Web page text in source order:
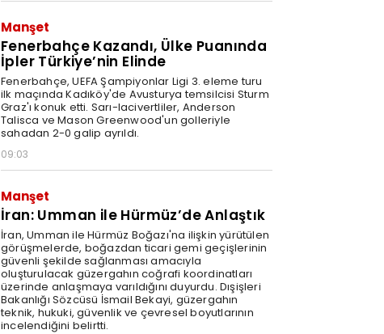
Manşet
Fenerbahçe Kazandı, Ülke Puanında
İpler Türkiye’nin Elinde
Fenerbahçe, UEFA Şampiyonlar Ligi 3. eleme turu
ilk maçında Kadıköy'de Avusturya temsilcisi Sturm
Graz'ı konuk etti. Sarı-lacivertliler, Anderson
Talisca ve Mason Greenwood'un golleriyle
sahadan 2-0 galip ayrıldı.
09:03
Manşet
İran: Umman ile Hürmüz’de Anlaştık
İran, Umman ile Hürmüz Boğazı'na ilişkin yürütülen
görüşmelerde, boğazdan ticari gemi geçişlerinin
güvenli şekilde sağlanması amacıyla
oluşturulacak güzergahın coğrafi koordinatları
üzerinde anlaşmaya varıldığını duyurdu. Dışişleri
Bakanlığı Sözcüsü İsmail Bekayi, güzergahın
teknik, hukuki, güvenlik ve çevresel boyutlarının
incelendiğini belirtti.